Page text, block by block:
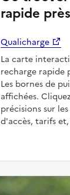
rapide
Qualicharge
La carte
recharge rapide
Les bornes de
affichées.
précisions sur
d'accès, tarifs